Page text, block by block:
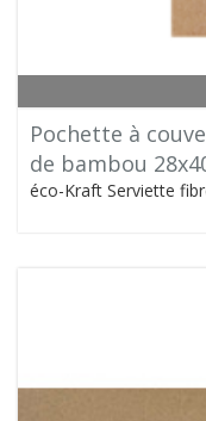
Pochette à
de bambou
éco-Kraft Serviette